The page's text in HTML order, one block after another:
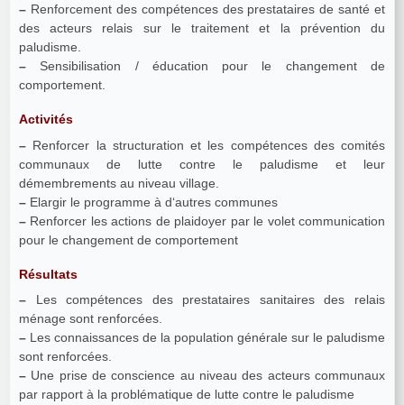
– Renforcement des compétences des prestataires de santé et
des acteurs relais sur le traitement et la prévention du
paludisme.
– Sensibilisation / éducation pour le changement de
comportement.
Activités
– Renforcer la structuration et les compétences des comités
communaux de lutte contre le paludisme et leur
démembrements au niveau village.
– Elargir le programme à d‘autres communes
– Renforcer les actions de plaidoyer par le volet communication
pour le changement de comportement
Résultats
– Les compétences des prestataires sanitaires des relais
ménage sont renforcées.
– Les connaissances de la population générale sur le paludisme
sont renforcées.
– Une prise de conscience au niveau des acteurs communaux
par rapport à la problématique de lutte contre le paludisme